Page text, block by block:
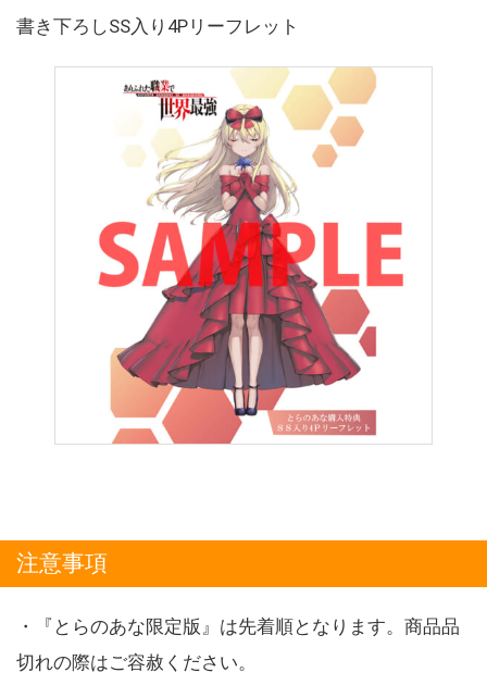
書き下ろしSS入り4Pリーフレット
注意事項
・『とらのあな限定版』は先着順となります。商品品
切れの際はご容赦ください。